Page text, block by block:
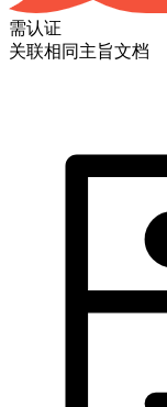
需认证
关联相同主旨文档